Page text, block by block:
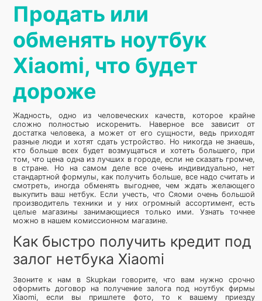
Продать или
обменять ноутбук
Xiaomi, что будет
дороже
Жадность, одно из человеческих качеств, которое крайне
сложно полностью искоренить. Наверное все зависит от
достатка человека, а может от его сущности, ведь приходят
разные люди и хотят сдать устройство. Но никогда не знаешь,
кто больше всех будет возмущаться и хотеть большего, при
том, что цена одна из лучших в городе, если не сказать громче,
в стране. Но на самом деле все очень индивидуально, нет
стандартной формулы, как получить больше, все надо считать и
смотреть, иногда обменять выгоднее, чем ждать желающего
выкупить ваш нетбук. Если учесть, что Сяоми очень большой
производитель техники и у них огромный ассортимент, есть
целые магазины занимающиеся только ими. Узнать точнее
можно в нашем комиссионном магазине.
Как быстро получить кредит под
залог нетбука Xiaomi
Звоните к нам в Skupkaи говорите, что вам нужно срочно
оформить договор на получение залога под ноутбук фирмы
Xiaomi, если вы пришлете фото, то к вашему приезду